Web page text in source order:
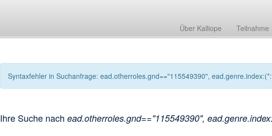
Über Kalliope Teilnahme
Syntaxfehler in Suchanfrage: ead.otherroles.gnd=="115549390",
Ihre Suche nach ead.otherroles.gnd=="115549390",